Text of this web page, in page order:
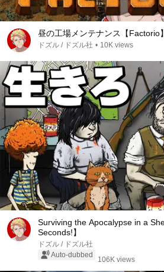
昼の工場メンテナンス【Factorio
ドズル / ドズル社 • 10K views
Surviving the Apocalypse in a
Seconds!】
ドズル / ドズル社
Auto-dubbed
106K views